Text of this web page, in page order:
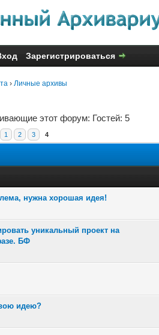
Зарегистрироваться
› Личные архивы
этот форум: Гостей: 5
1 2 3 4
нужна хорошая идея!
1.83 из 5
уникальный проект на
БФ
2.08 из 5
1.9 из 5
идею?
1.75 из 5